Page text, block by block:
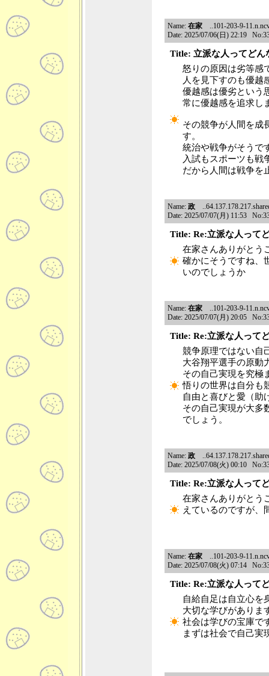
Name: 在家 ..101-203-9-
Date: 2025/07/06(日) 22:19
Title: 立派な人ってどん
怒りの原因は劣等感
人を見下すのも優越
優越感は優劣という
常に優越感を追求し
その競争が人間を成
す。
統治や戦争がそうで
入試もスポーツも戦
だから人間は戦争を
Name: 政
Date: 2025/07/07(月) 11:53
Title: Re:立派な人って
在家さんありがとう
確かにそうですね、
いのでしょうか
Name: 在家 ..101-203-9-
Date: 2025/07/07(月) 20:05
Title: Re:立派な人って
競争原理ではない自
大谷翔平選手の原動
その自己実現を究極
悟りの世界は自分も
自由と喜びと愛（助
その自己実現が大多
でしょう。
Name: 政
Date: 2025/07/08(火) 00:10
Title: Re:立派な人って
在家さんありがとう
えているのですが、
Name: 在家 ..101-203-9-
Date: 2025/07/08(火) 07:14
Title: Re:立派な人って
自給自足は自立心を
大切な学びがありま
社会は学びの宝庫で
まずは社会で自己実